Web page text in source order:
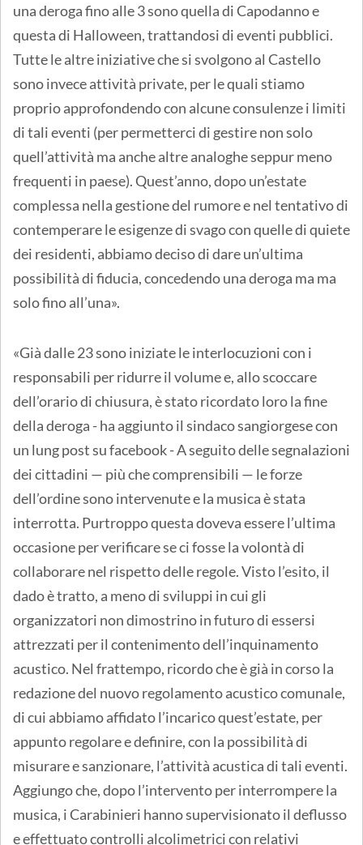
una deroga fino alle 3 sono quella di Capodanno e
questa di Halloween, trattandosi di eventi pubblici.
Tutte le altre iniziative che si svolgono al Castello
sono invece attività private, per le quali stiamo
proprio approfondendo con alcune consulenze i limiti
di tali eventi (per permetterci di gestire non solo
quell’attività ma anche altre analoghe seppur meno
frequenti in paese). Quest’anno, dopo un’estate
complessa nella gestione del rumore e nel tentativo di
contemperare le esigenze di svago con quelle di quiete
dei residenti, abbiamo deciso di dare un’ultima
possibilità di fiducia, concedendo una deroga ma ma
solo fino all’una».
«Già dalle 23 sono iniziate le interlocuzioni con i
responsabili per ridurre il volume e, allo scoccare
dell’orario di chiusura, è stato ricordato loro la fine
della deroga - ha aggiunto il sindaco sangiorgese con
un lung post su facebook - A seguito delle segnalazioni
dei cittadini — più che comprensibili — le forze
dell’ordine sono intervenute e la musica è stata
interrotta. Purtroppo questa doveva essere l’ultima
occasione per verificare se ci fosse la volontà di
collaborare nel rispetto delle regole. Visto l’esito, il
dado è tratto, a meno di sviluppi in cui gli
organizzatori non dimostrino in futuro di essersi
attrezzati per il contenimento dell’inquinamento
acustico. Nel frattempo, ricordo che è già in corso la
redazione del nuovo regolamento acustico comunale,
di cui abbiamo affidato l’incarico quest’estate, per
appunto regolare e definire, con la possibilità di
misurare e sanzionare, l’attività acustica di tali eventi.
Aggiungo che, dopo l’intervento per interrompere la
musica, i Carabinieri hanno supervisionato il deflusso
e effettuato controlli alcolimetrici con relativi